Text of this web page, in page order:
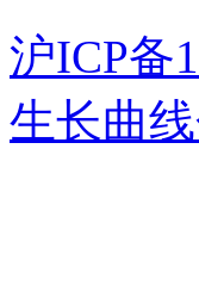
沪ICP
生长曲